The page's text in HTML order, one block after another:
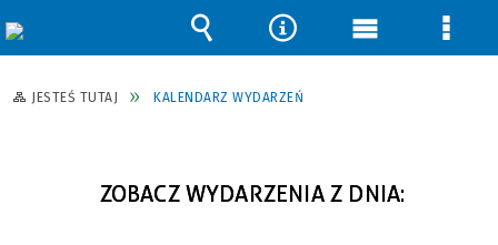
JESTEŚ TUTAJ KALENDARZ WYDARZEŃ
ZOBACZ WYDARZENIA Z DNIA:
Wyszukiwarka
Narzędzia
Menu Menu